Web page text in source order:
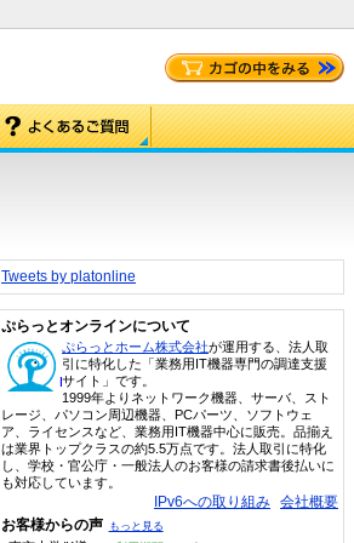
Tweets by platonline
ぷらっとオンラインについて
ぷらっとホーム株式会社が運用する、法人取
引に特化した「業務用IT機器専門の調達支援
サイト」です。
1999年よりネットワーク機器、サーバ、スト
レージ、パソコン周辺機器、PCパーツ、ソフトウェ
ア、ライセンスなど、業務用IT機器中心に販売。品揃え
は業界トップクラスの約5.5万点です。法人取引に特化
し、学校・官公庁・一般法人のお客様の請求書後払いに
も対応しています。
IPv6への取り組み 会社概要
お客様からの声 もっと見る